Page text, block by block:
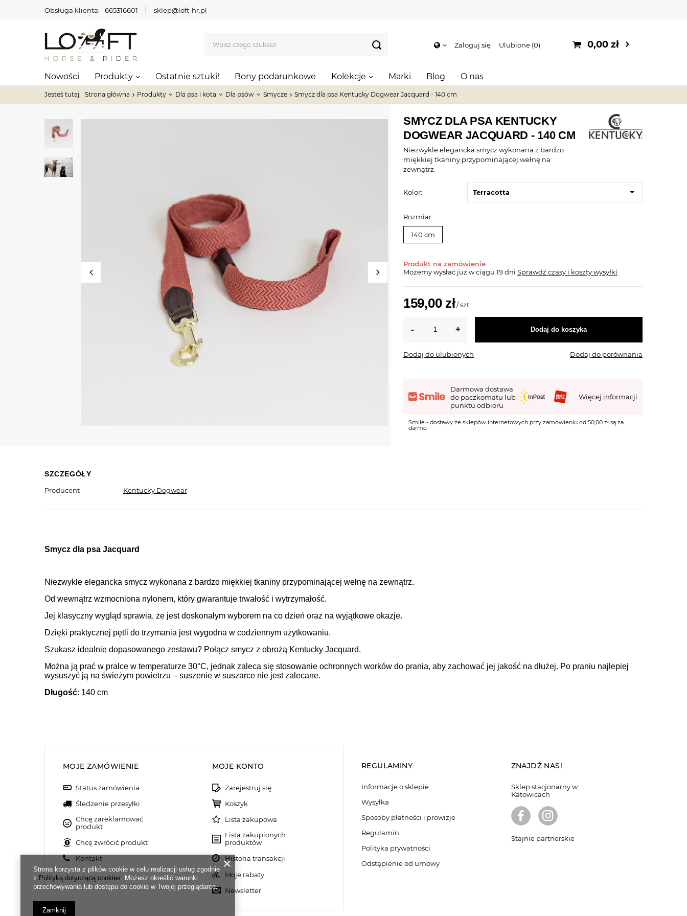
Obsługa klienta: 665316601 sklep@loft-hr.pl
Zaloguj się Ulubione 0 0,00 zł
Nowości Produkty Ostatnie sztuki! Bony podarunkowe Kolekcje Marki Blog O nas
Jesteś tutaj: Strona główna Produkty Dla psa i kota Dla psów Smycze Smycz dla psa Kentucky Dogwear Jacquard - 140 cm
SMYCZ DLA PSA KENTUCKY
DOGWEAR JACQUARD - 140 CM
Niezwykle elegancka smycz wykonana z bardzo
miękkiej tkaniny przypominającej wełnę na
zewnątrz.
Kolor: Terracotta
Rozmiar:
140 cm
Produkt na zamówienie
Możemy wysłać już w ciągu 19 dni Sprawdź czasy i koszty wysyłki
159,00 zł/szt.
Dodaj do koszyka
Dodaj do ulubionych Dodaj do porównania
Darmowa dostawa
do paczkomatu lub
punktu odbioru
Więcej informacji
Smile - dostawy ze sklepów internetowych przy zamówieniu od 50,00 zł są za
darmo
SZCZEGÓŁY
Producent
Kentucky Dogwear
Smycz dla psa Jacquard
Niezwykle elegancka smycz wykonana z bardzo miękkiej tkaniny przypominającej wełnę na zewnątrz.
Od wewnątrz wzmocniona nylonem, który gwarantuje trwałość i wytrzymałość.
Jej klasyczny wygląd sprawia, że jest doskonałym wyborem na co dzień oraz na wyjątkowe okazje.
Dzięki praktycznej pętli do trzymania jest wygodna w codziennym użytkowaniu.
Szukasz idealnie dopasowanego zestawu? Połącz smycz z obrożą Kentucky Jacquard.
Można ją prać w pralce w temperaturze 30°C, jednak zaleca się stosowanie ochronnych worków do prania, aby zachować jej jakość na dłużej. Po praniu najlepiej
wysuszyć ją na świeżym powietrzu – suszenie w suszarce nie jest zalecane.
Długość: 140 cm
MOJE ZAMÓWIENIE
Status zamówienia
Śledzenie przesyłki
Chcę zareklamować
produkt
Chcę zwrócić produkt
Kontakt
MOJE KONTO
Zarejestruj się
Koszyk
Lista zakupowa
Lista zakupionych
produktów
Historia transakcji
Moje rabaty
Newsletter
REGULAMINY
Informacje o sklepie
Wysyłka
Sposoby płatności i prowizje
Regulamin
Polityka prywatności
Odstąpienie od umowy
ZNAJDŹ NAS!
Sklep stacjonarny w
Katowicach
Stajnie partnerskie
Strona korzysta z plików cookie w celu realizacji usług zgodnie
z Polityką dotyczącą cookies. Możesz określić warunki
przechowywania lub dostępu do cookie w Twojej przeglądarce.
Zamknij